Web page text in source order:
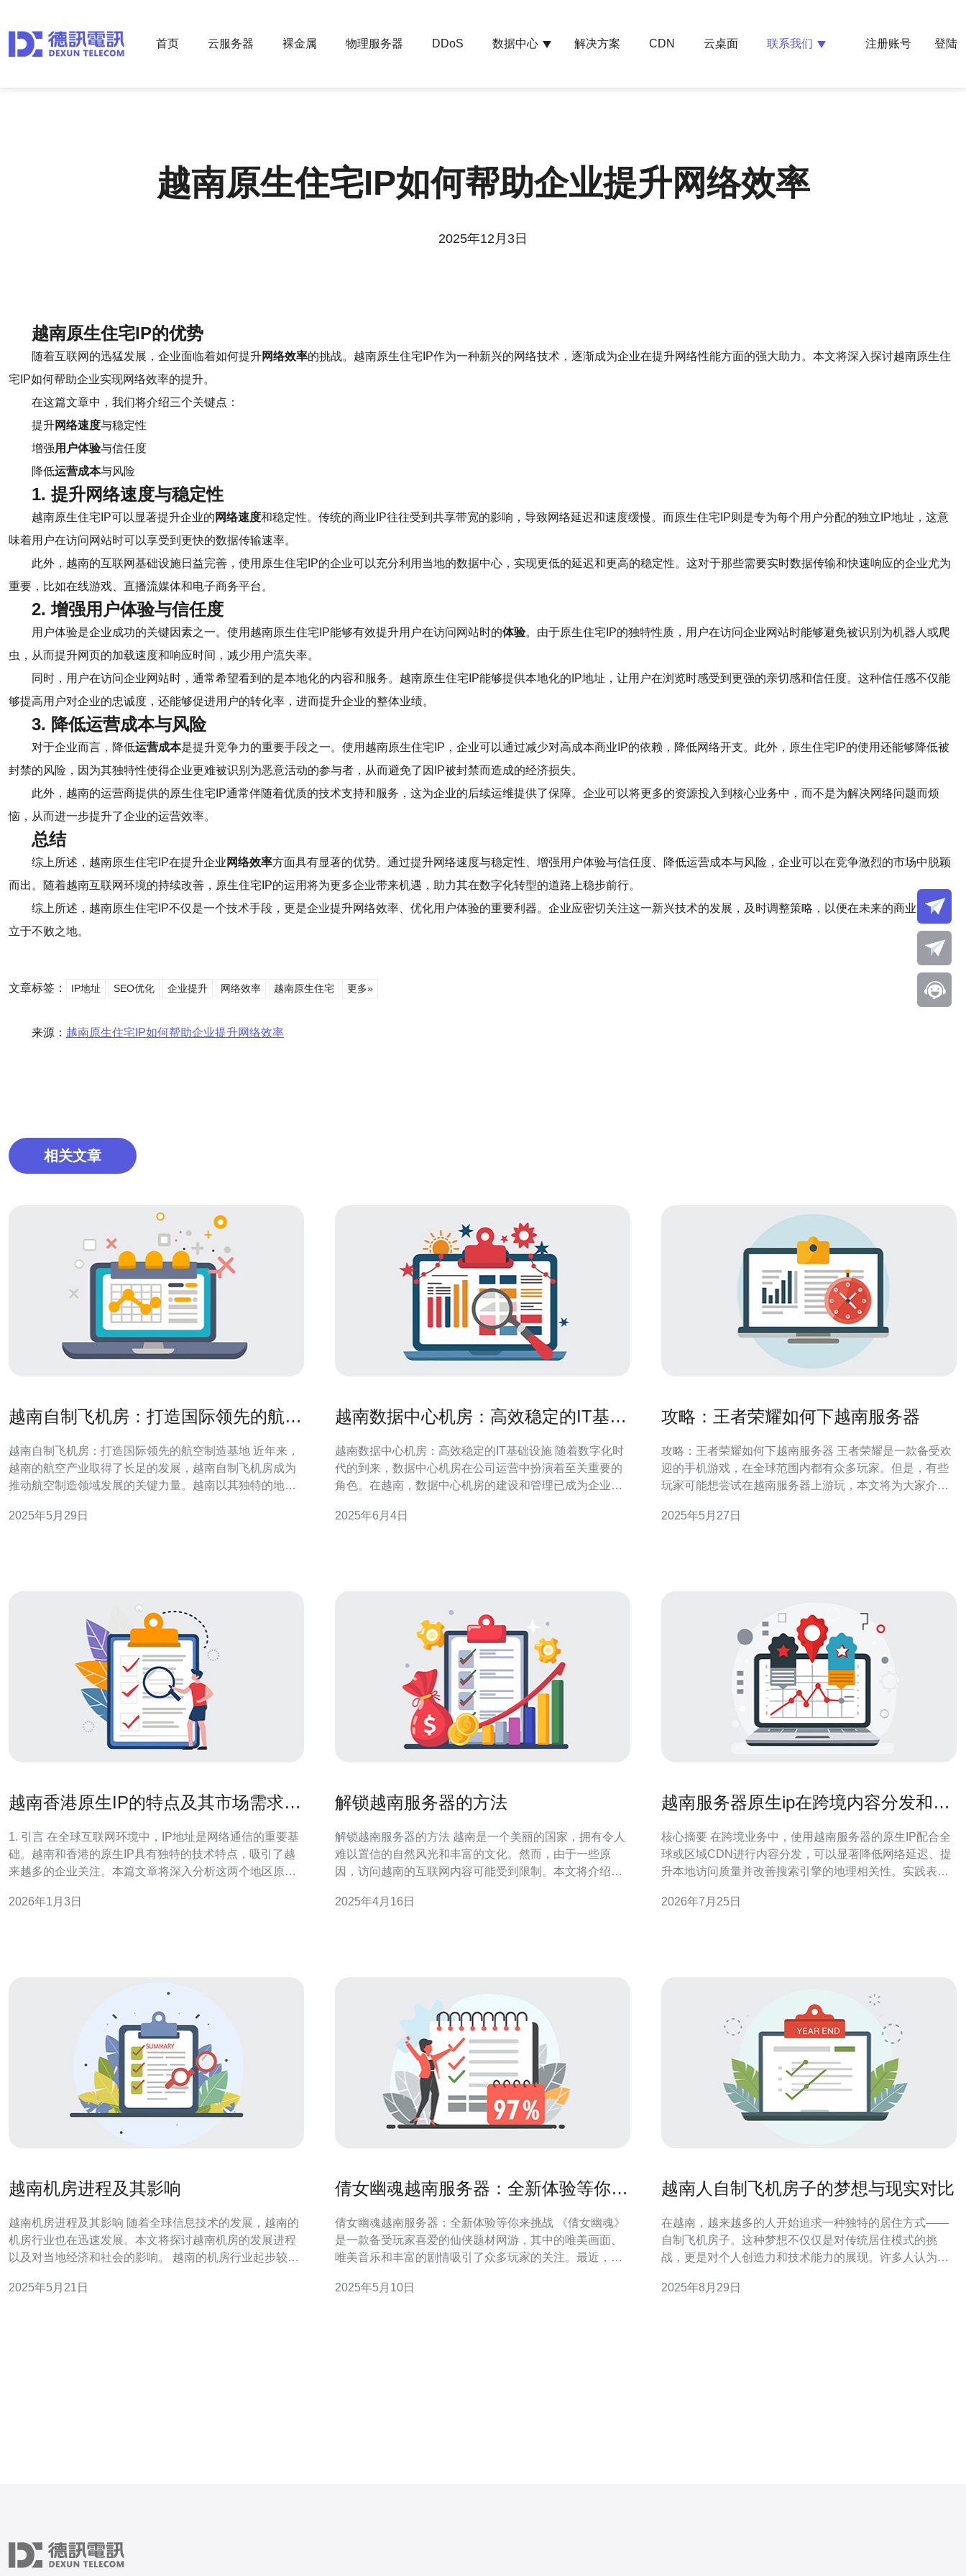
首页 云服务器 裸金属 物理服务器 DDoS 数据中心 解决方案 CDN 云桌面 联系我们 注册账号 登陆
越南原生住宅IP如何帮助企业提升网络效率
2025年12月3日
越南原生住宅IP的优势
随着互联网的迅猛发展，企业面临着如何提升网络效率的挑战。越南原生住宅IP作为一种新兴的网络技术，逐渐成为企业在提升网络性能方面的强大助力。本文将深入探讨越南原生住
宅IP如何帮助企业实现网络效率的提升。
在这篇文章中，我们将介绍三个关键点：
提升网络速度与稳定性
增强用户体验与信任度
降低运营成本与风险
1. 提升网络速度与稳定性
越南原生住宅IP可以显著提升企业的 网络速度和稳定性。传统的商业IP往往受到共享带宽的影响，导致网络延迟和速度缓慢。而原生住宅IP则是专为每个用户分配的独立IP地址，这意
味着用户在访问网站时可以享受到更快的数据传输速率。
此外，越南的互联网基础设施日益完善，使用原生住宅IP的企业可以充分利用当地的数据中心，实现更低的延迟和更高的稳定性。这对于那些需要实时数据传输和快速响应的企业尤为
重要，比如在线游戏、直播流媒体和电子商务平台。
2. 增强用户体验与信任度
用户体验是企业成功的关键因素之一。使用越南原生住宅IP能够有效提升用户在访问网站时的体验。由于原生住宅IP的独特性质，用户在访问企业网站时能够避免被识别为机器人或爬
虫，从而提升网页的加载速度和响应时间，减少用户流失率。
同时，用户在访问企业网站时，通常希望看到的是本地化的内容和服务。越南原生住宅IP能够提供本地化的IP地址，让用户在浏览时感受到更强的亲切感和信任度。这种信任感不仅能
够提高用户对企业的忠诚度，还能够促进用户的转化率，进而提升企业的整体业绩。
3. 降低运营成本与风险
对于企业而言，降低运营成本是提升竞争力的重要手段之一。使用越南原生住宅IP，企业可以通过减少对高成本商业IP的依赖，降低网络开支。此外，原生住宅IP的使用还能够降低被
封禁的风险，因为其独特性使得企业更难被识别为恶意活动的参与者，从而避免了因IP被封禁而造成的经济损失。
此外，越南的运营商提供的原生住宅IP通常伴随着优质的技术支持和服务，这为企业的后续运维提供了保障。企业可以将更多的资源投入到核心业务中，而不是为解决网络问题而烦
恼，从而进一步提升了企业的运营效率。
总结
综上所述，越南原生住宅IP在提升企业 网络效率方面具有显著的优势。通过提升网络速度与稳定性、增强用户体验与信任度、降低运营成本与风险，企业可以在竞争激烈的市场中脱颖
而出。随着越南互联网环境的持续改善，原生住宅IP的运用将为更多企业带来机遇，助力其在数字化转型的道路上稳步前行。
综上所述，越南原生住宅IP不仅是一个技术手段，更是企业提升网络效率、优化用户体验的重要利器。企业应密切关注这一新兴技术的发展，及时调整策略，以便在未来的商业竞争中
立于不败之地。
文章标签： IP地址 SEO优化 企业提升 网络效率 越南原生住宅 更多»
来源： 越南原生住宅IP如何帮助企业提升网络效率
相关文章
越南自制飞机房：打造国际领先的航空
越南自制飞机房：打造国际领先的航空制造基地 近年来，
越南的航空产业取得了长足的发展，越南自制飞机房成为
推动航空制造领域发展的关键力量。越南以其独特的地理
基地。 越南自制飞机房是指越南国内研发和制造飞机的工
2025年5月29日
越南数据中心机房：高效稳定的IT基础
越南数据中心机房：高效稳定的IT基础设施 随着数字化时
代的到来，数据中心机房在公司运营中扮演着至关重要的
角色。在越南，数据中心机房的建设和管理已成为企业发
础设施而闻名，为企业提供了优质的服务和支持。 越南的
2025年6月4日
攻略：王者荣耀如何下越南服务器
攻略：王者荣耀如何下越南服务器 王者荣耀是一款备受欢
迎的手机游戏，在全球范围内都有众多玩家。但是，有些
玩家可能想尝试在越南服务器上游玩，本文将为大家介绍
按照以下几个简单步骤操作即可： 在手机应用商店搜索并
2025年5月27日
越南香港原生IP的特点及其市场需求分
1. 引言 在全球互联网环境中，IP地址是网络通信的重要基
础。越南和香港的原生IP具有独特的技术特点，吸引了越
来越多的企业关注。本篇文章将深入分析这两个地区原生
域名方面的应用。 2. 越南原生IP的特点 越南的原生IP主要
2026年1月3日
解锁越南服务器的方法
解锁越南服务器的方法 越南是一个美丽的国家，拥有令人
难以置信的自然风光和丰富的文化。然而，由于一些原
因，访问越南的互联网内容可能受到限制。本文将介绍一
拟私人网络（VPN）是一种能够隐藏您的真实IP地址，并
2025年4月16日
越南服务器原生ip在跨境内容分发和
核心摘要 在跨境业务中，使用越南服务器的原生IP配合全
球或区域CDN进行内容分发，可以显著降低网络延迟、提
升本地访问质量并改善搜索引擎的地理相关性。实践表
源优化，并结合完善的DDoS防御和证书管理，可以在保
2026年7月25日
越南机房进程及其影响
越南机房进程及其影响 随着全球信息技术的发展，越南的
机房行业也在迅速发展。本文将探讨越南机房的发展进程
以及对当地经济和社会的影响。 越南的机房行业起步较
技术产业的发展。近年来，越南的机房数量不断增加，技
2025年5月21日
倩女幽魂越南服务器：全新体验等你来
倩女幽魂越南服务器：全新体验等你来挑战 《倩女幽魂》
是一款备受玩家喜爱的仙侠题材网游，其中的唯美画面、
唯美音乐和丰富的剧情吸引了众多玩家的关注。最近，倩
验。 越南服务器为玩家提供了更流畅的游戏环境，让玩家
2025年5月10日
越南人自制飞机房子的梦想与现实对比
在越南，越来越多的人开始追求一种独特的居住方式——
自制飞机房子。这种梦想不仅仅是对传统居住模式的挑
战，更是对个人创造力和技术能力的展现。许多人认为，
极高的个性化设计。同时，很多人也在寻求最便宜的建造
2025年8月29日